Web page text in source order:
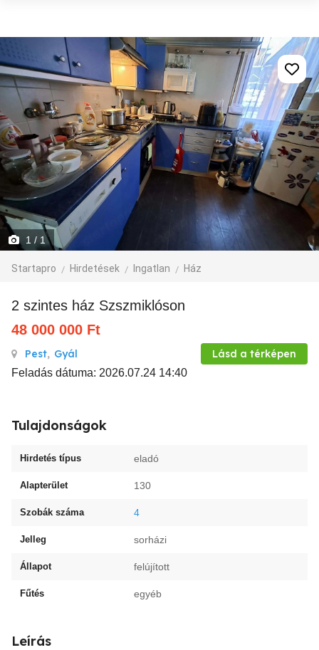
1 / 1
Startapro Hirdetések Ingatlan Ház
2 szintes ház Szszmiklóson
48 000 000 Ft
Pest, Gyál Lásd a térképen
Feladás dátuma: 2026.07.24 14:40
Tulajdonságok
Hirdetés típus eladó
Alapterület 130
Szobák száma 4
Jelleg sorházi
Állapot felújított
Fűtés egyéb
Leírás